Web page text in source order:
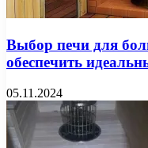
Выбор печи для
обеспечить
05.11.2024